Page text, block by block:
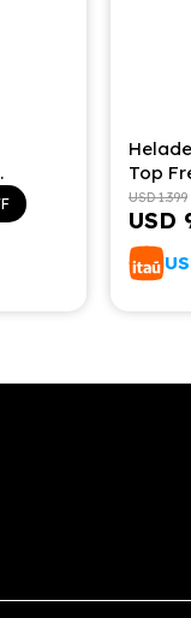
Top
USD
USD 1.399